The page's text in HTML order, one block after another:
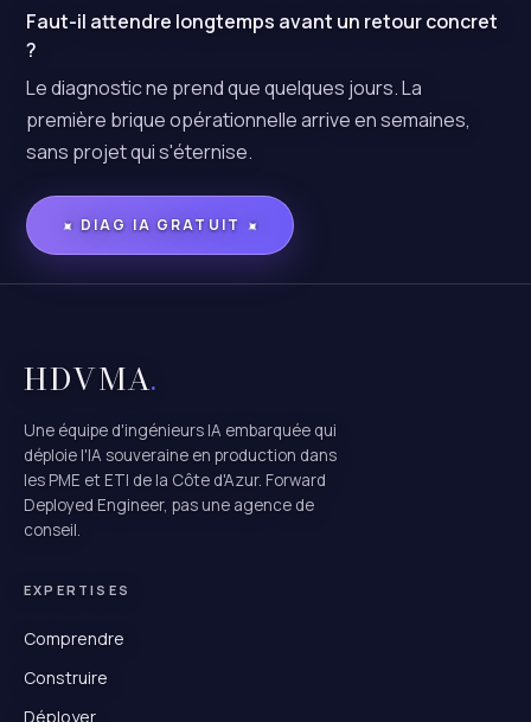
Faut-il attendre longtemps avant un retour concret
?
Le diagnostic ne prend que quelques jours. La
première brique opérationnelle arrive en semaines,
sans projet qui s'éternise.
✦ DIAG IA GRATUIT ✦
HDVMA.
Une équipe d'ingénieurs IA embarquée qui
déploie l'IA souveraine en production dans
les PME et ETI de la Côte d'Azur. Forward
Deployed Engineer, pas une agence de
conseil.
EXPERTISES
Comprendre
Construire
Déployer